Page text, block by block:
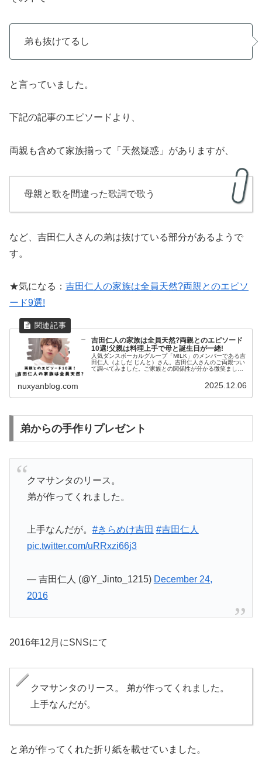
弟も抜けてるし
と言っていました。
下記の記事のエピソードより、
両親も含めて家族揃って「天然疑惑」がありますが、
母親と歌を間違った歌詞で歌う
など、吉田仁人さんの弟は抜けている部分があるようで
す。
★気になる： 吉田仁人の家族は全員天然?両親とのエピソ
ード9選!
吉田仁人の家族は全員天然?両親とのエピソード
10選!父親は料理上手で母と誕生日が一緒!
人気ダンスボーカルグループ「M!LK」のメンバーである吉
田仁人（よしだ じんと）さん。吉田仁人さんのご両親つい
て調べてみました。ご家族との関係性が分かる微笑ましい
nuxyanblog.com 2025.12.06
弟からの手作りプレゼント
クマサンタのリース。
弟が作ってくれました。
上手なんだが。 #きらめけ吉田 #吉田仁人
pic.twitter.com/uRRxzi66j3
— 吉田仁人 (@Y_Jinto_1215) December 24,
2016
2016年12月にSNSにて
クマサンタのリース。 弟が作ってくれました。
上手なんだが。
と弟が作ってくれた折り紙を載せていました。